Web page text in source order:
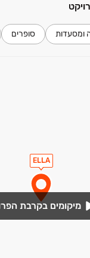
ומסעדות סופרים
ELLA
מיקומים בקרבת